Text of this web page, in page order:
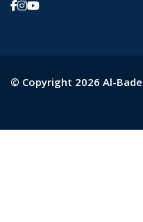
© Copyright 2026 Al-